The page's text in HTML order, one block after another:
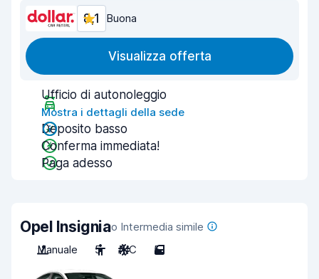
8,1 Buona
Visualizza offerta
Ufficio di autonoleggio
Mostra i dettagli della sede
Deposito basso
Conferma immediata!
Paga adesso
Opel Insigniao Intermedia simile
Manuale
5 A/C 5